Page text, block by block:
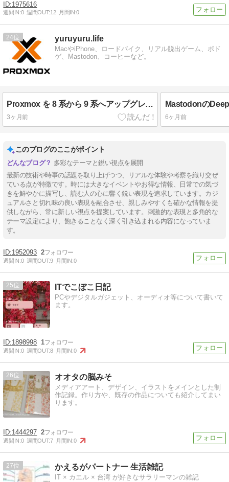
1975616
週間IN:0 週間OUT:12 月間IN:0
24 yuruyuru.life
MacやiPhone、ロードバイク、リアル脱出ゲーム、ボド
ゲ、Mastodon、コーヒーなど。
Proxmox を 8 系から 9 系へアップグレード
3ヶ月前 6ヶ月前
このブログのここがポイント
多彩なテーマと鋭い視点を展開
最新の技術や時事の話題を取り上げつつ、リアルな体験や考察を織り交ぜ
ている点が特徴です。時には大きなイベントやお得な情報、日常での気づ
きを鮮やかに描写し、読む人の心に響く鋭い表現を追求しています。カジ
ュアルさと切れ味の良い表現を融合させ、親しみやすくも確かな情報を提
供しながら、常に新しい視点を提案しています。刺激的な表現と多角的な
テーマ設定により、飽きることなく深く引き込まれる内容になっていま
す。
1952093 2
週間IN:0 週間OUT:9 月間IN:0
25 ITでこぼこ日記
PCやデジタルガジェット、オーディオ等について書いて
ます。
1898998 1
週間IN:0 週間OUT:8 月間IN:0
26 オオタの脳みそ
メディアアート、デザイン、イラストをメインとした制
作記録。作り方や、既存の作品についても紹介してまい
ります。
1444297 2
週間IN:0 週間OUT:7 月間IN:0
27 かえるがパートナー 生活雑記
IT × カエル × 台湾 が好きなサラリーマンの雑記